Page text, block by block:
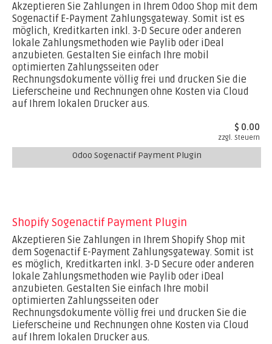
Akzeptieren Sie Zahlungen in Ihrem Odoo Shop mit dem
Sogenactif E-Payment Zahlungsgateway. Somit ist es
möglich, Kreditkarten inkl. 3-D Secure oder anderen
lokale Zahlungsmethoden wie Paylib oder iDeal
anzubieten. Gestalten Sie einfach Ihre mobil
optimierten Zahlungsseiten oder
Rechnungsdokumente völlig frei und drucken Sie die
Lieferscheine und Rechnungen ohne Kosten via Cloud
auf Ihrem lokalen Drucker aus.
$ 0.00
zzgl. Steuern
Odoo Sogenactif Payment Plugin
Shopify Sogenactif Payment Plugin
Akzeptieren Sie Zahlungen in Ihrem Shopify Shop mit
dem Sogenactif E-Payment Zahlungsgateway. Somit ist
es möglich, Kreditkarten inkl. 3-D Secure oder anderen
lokale Zahlungsmethoden wie Paylib oder iDeal
anzubieten. Gestalten Sie einfach Ihre mobil
optimierten Zahlungsseiten oder
Rechnungsdokumente völlig frei und drucken Sie die
Lieferscheine und Rechnungen ohne Kosten via Cloud
auf Ihrem lokalen Drucker aus.